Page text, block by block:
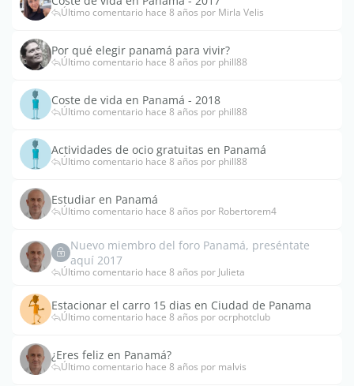
Último comentario hace 8 años por Mirla Velis
Por qué elegir panamá para vivir?
Último comentario hace 8 años por phill88
Coste de vida en Panamá - 2018
Último comentario hace 8 años por phill88
Actividades de ocio gratuitas en Panamá
Último comentario hace 8 años por phill88
Estudiar en Panamá
Último comentario hace 8 años por Robertorem4
Nuevo miembro del foro Panamá, preséntate
aquí 2017
Último comentario hace 8 años por Julieta
Estacionar el carro 15 dias en Ciudad de Panama
Último comentario hace 8 años por ocrphotclub
¿Eres feliz en Panamá?
Último comentario hace 8 años por malvis